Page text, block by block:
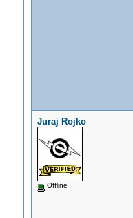
Juraj Rojko
Offline